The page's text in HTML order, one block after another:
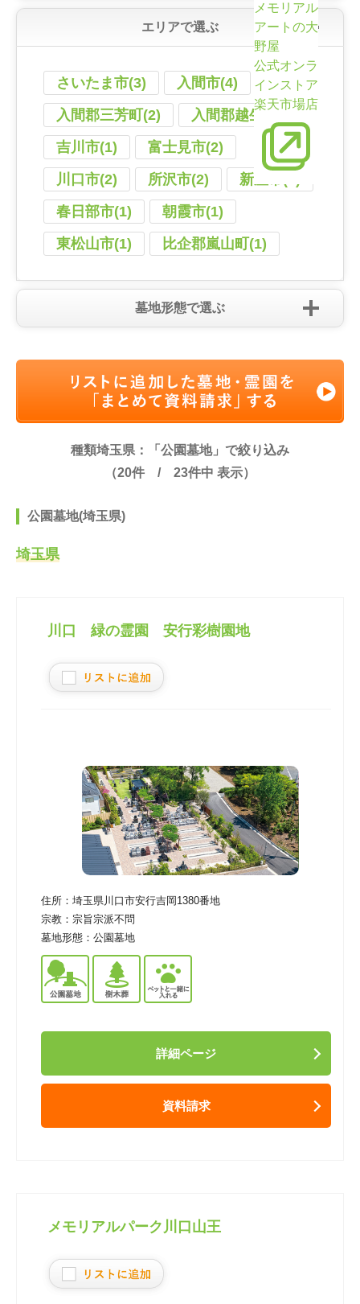
メモリアル
アートの大
野屋
公式オンラ
インストア
楽天市場店
エリアで選ぶ
さいたま市(3)
入間市(4)
入間郡三芳町(2)
入間郡越生町(2)
吉川市(1)
富士見市(2)
川口市(2)
所沢市(2)
新座市(1)
春日部市(1)
朝霞市(1)
東松山市(1)
比企郡嵐山町(1)
墓地形態で選ぶ
種類埼玉県：「公園墓地」で絞り込み
（20件 / 23件中 表示）
公園墓地(埼玉県)
埼玉県
川口 緑の霊園 安行彩樹園地
住所： 埼玉県川口市安行吉岡1380番地
宗教： 宗旨宗派不問
墓地形態： 公園墓地
詳細ページ
資料請求
メモリアルパーク川口山王